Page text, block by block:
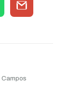
Campos